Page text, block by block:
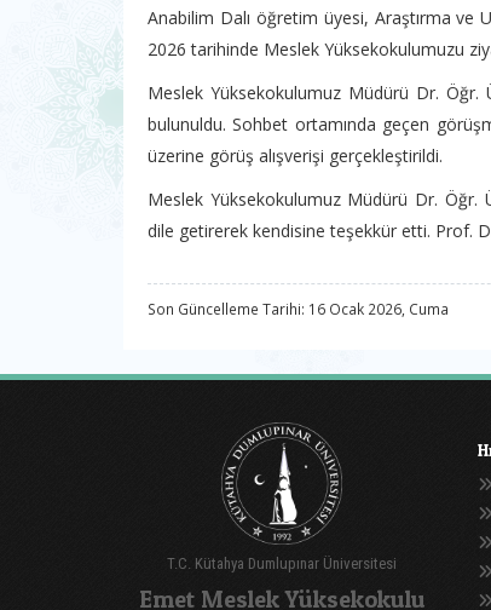
Anabilim Dalı öğretim üyesi, Araştırma
2026 tarihinde Meslek Yüksekokulumuzu
Meslek Yüksekokulumuz Müdürü Dr. Öğr.
bulunuldu. Sohbet ortamında geçen
üzerine görüş alışverişi gerçekleştirildi.
Meslek Yüksekokulumuz Müdürü Dr. Öğr.
dile getirerek kendisine teşekkür etti. Prof.
Son Güncelleme Tarihi: 16 Ocak 2026, Cuma
T.C. Kütahya Dumlupınar Üniversitesi
Emet Meslek Yüksekokulu